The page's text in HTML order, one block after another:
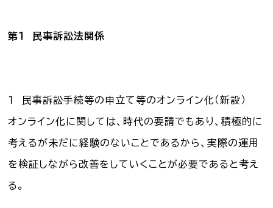
しほ～しし®
司法書士検索
第１ 民事訴訟法関係
１ 民事訴訟手続等の申立て等のオンライン化（新設）
オンライン化に関しては、時代の要請でもあり、積極的に
考えるが未だに経験のないことであるから、実際の運用
を検証しながら改善をしていくことが必要であると考え
る。